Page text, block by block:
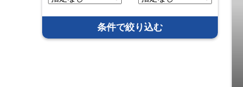
条件で絞り込む